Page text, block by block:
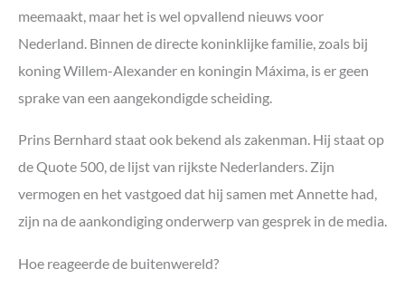
meemaakt, maar het is wel opvallend nieuws voor
Nederland. Binnen de directe koninklijke familie, zoals bij
koning Willem-Alexander en koningin Máxima, is er geen
sprake van een aangekondigde scheiding.
Prins Bernhard staat ook bekend als zakenman. Hij staat op
de Quote 500, de lijst van rijkste Nederlanders. Zijn
vermogen en het vastgoed dat hij samen met Annette had,
zijn na de aankondiging onderwerp van gesprek in de media.
Hoe reageerde de buitenwereld?